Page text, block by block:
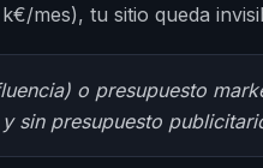
mes), tu sitio queda
o presupuesto
sin presupuesto